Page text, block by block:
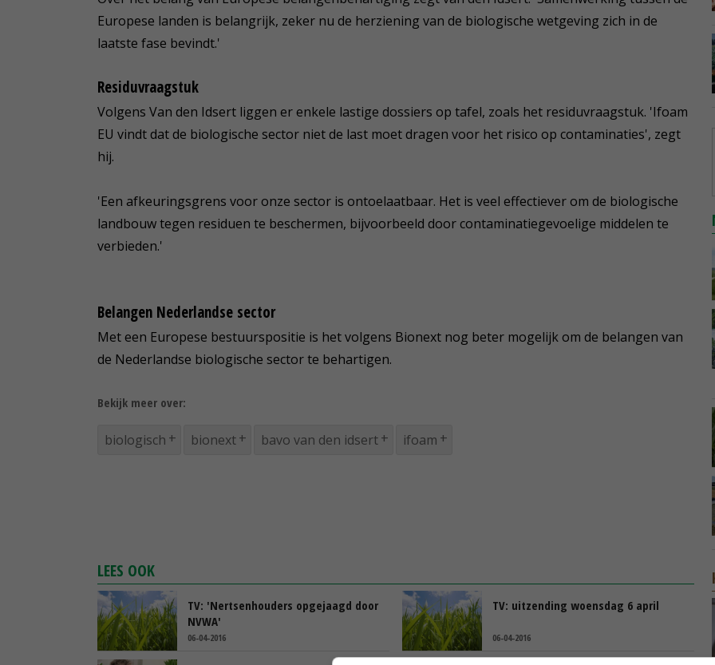
Europese landen is belangrijk, zeker nu de herziening van de biologische wetgeving zich in de
laatste fase bevindt.'
Residuvraagstuk
Volgens Van den Idsert liggen er enkele lastige dossiers op tafel, zoals het residuvraagstuk. 'Ifoam
EU vindt dat de biologische sector niet de last moet dragen voor het risico op contaminaties', zegt
hij.
'Een afkeuringsgrens voor onze sector is ontoelaatbaar. Het is veel effectiever om de biologische
landbouw tegen residuen te beschermen, bijvoorbeeld door contaminatiegevoelige middelen te
verbieden.'
Belangen Nederlandse sector
Met een Europese bestuurspositie is het volgens Bionext nog beter mogelijk om de belangen van
de Nederlandse biologische sector te behartigen.
Bekijk meer over:
biologisch bionext bavo van den idsert ifoam
LEES OOK
TV: 'Nertsenhouders opgejaagd door
NVWA'
06-04-2016
TV: uitzending woensdag 6 april
06-04-2016